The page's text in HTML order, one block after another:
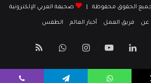
صحيفة العربي الإلكترونية
عن فريق العمل أخبار العالم الطقس
لينكدإن‫YouTubeانستقرامواتسابملخص
الموقع